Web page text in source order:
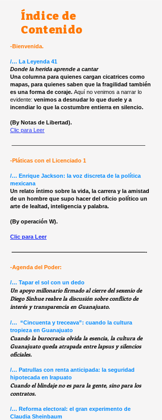
Índice de
Contenido
-Bienvenida.
/… La Leyenda 41
Donde la herida aprende a cantar
Una columna para quienes cargan cicatrices como
mapas, para quienes saben que la fragilidad también
es una forma de coraje. Aquí no venimos a narrar lo
evidente: venimos a desnudar lo que duele y a
incendiar lo que la costumbre entierra en silencio.
(By Notas de Libertad).
Clic para Leer
————————————————————————
-Pláticas con el Licenciado 1
/… Enrique Jackson: la voz discreta de la política
mexicana
Un relato íntimo sobre la vida, la carrera y la amistad
de un hombre que supo hacer del oficio político un
arte de lealtad, inteligencia y palabra.
(By operación W).
Clic para Leer
————————————————————————-
-Agenda del Poder:
/… Tapar el sol con un dedo
Un apoyo millonario firmado al cierre del sexenio de
Diego Sinhue reabre la discusión sobre conflicto de
interés y transparencia en Guanajuato.
/… “Cincuenta y treceava”: cuando la cultura
tropieza en Guanajuato
Cuando la burocracia olvida la esencia, la cultura de
Guanajuato queda atrapada entre lapsus y silencios
oficiales.
/… Patrullas con renta anticipada: la seguridad
hipotecada en Irapuato
Cuando el blindaje no es para la gente, sino para los
contratos.
/… Reforma electoral: el gran experimento de
Claudia Sheinbaum